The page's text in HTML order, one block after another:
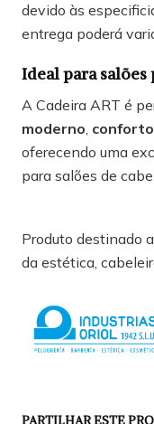
devido às
entrega poderá
Ideal para
A Cadeira ART é
moderno,
oferecendo uma
para salões de
Produto destinado
da estética,
PARTILHAR ESTE